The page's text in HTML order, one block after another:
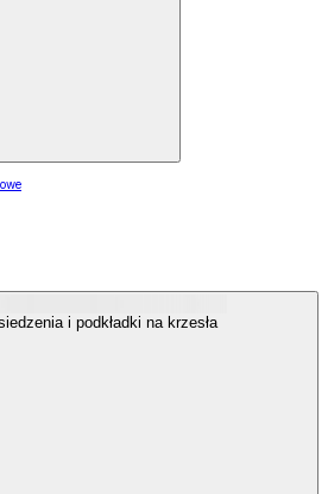
i podkładki na krzesła